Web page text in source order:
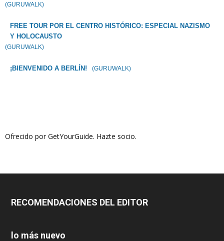
(GURUWALK)
FREE TOUR POR EL CENTRO HISTÓRICO: ESPECIAL NAZISMO
Y HOLOCAUSTO
(GURUWALK)
¡BIENVENIDO A BERLÍN! (GURUWALK)
Ofrecido por GetYourGuide. Hazte socio.
RECOMENDACIONES DEL EDITOR
lo más nuevo